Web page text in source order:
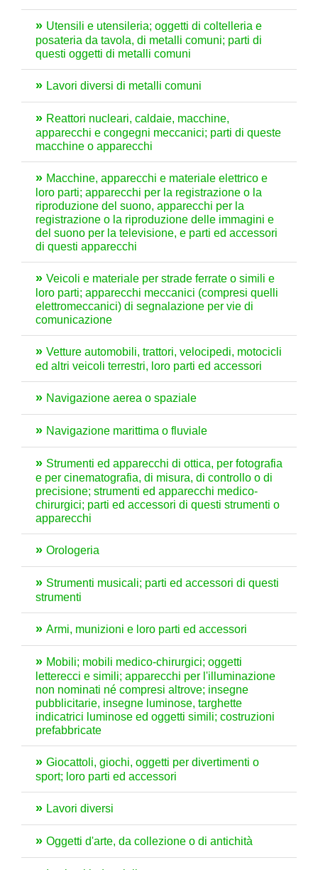
Utensili e utensileria; oggetti di coltelleria e
posateria da tavola, di metalli comuni; parti di
questi oggetti di metalli comuni
Lavori diversi di metalli comuni
Reattori nucleari, caldaie, macchine,
apparecchi e congegni meccanici; parti di queste
macchine o apparecchi
Macchine, apparecchi e materiale elettrico e
loro parti; apparecchi per la registrazione o la
riproduzione del suono, apparecchi per la
registrazione o la riproduzione delle immagini e
del suono per la televisione, e parti ed accessori
di questi apparecchi
Veicoli e materiale per strade ferrate o simili e
loro parti; apparecchi meccanici (compresi quelli
elettromeccanici) di segnalazione per vie di
comunicazione
Vetture automobili, trattori, velocipedi, motocicli
ed altri veicoli terrestri, loro parti ed accessori
Navigazione aerea o spaziale
Navigazione marittima o fluviale
Strumenti ed apparecchi di ottica, per fotografia
e per cinematografia, di misura, di controllo o di
precisione; strumenti ed apparecchi medico-
chirurgici; parti ed accessori di questi strumenti o
apparecchi
Orologeria
Strumenti musicali; parti ed accessori di questi
strumenti
Armi, munizioni e loro parti ed accessori
Mobili; mobili medico-chirurgici; oggetti
letterecci e simili; apparecchi per l'illuminazione
non nominati né compresi altrove; insegne
pubblicitarie, insegne luminose, targhette
indicatrici luminose ed oggetti simili; costruzioni
prefabbricate
Giocattoli, giochi, oggetti per divertimenti o
sport; loro parti ed accessori
Lavori diversi
Oggetti d'arte, da collezione o di antichità